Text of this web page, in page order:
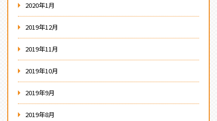
2020年1月
2019年12月
2019年11月
2019年10月
2019年9月
2019年8月